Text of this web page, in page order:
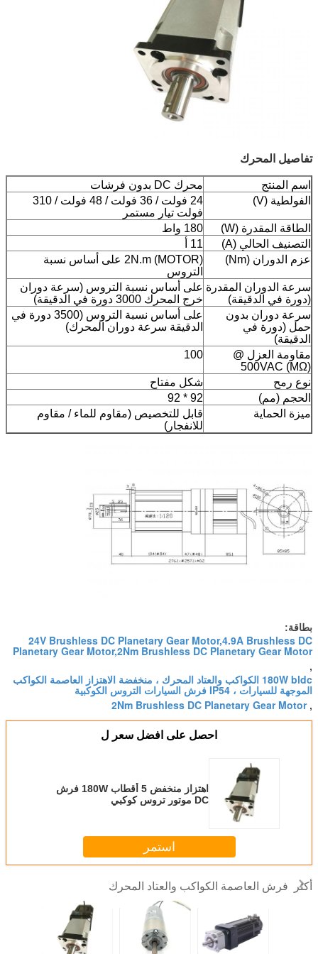
تفاصيل المحرك
اسم المنتج
محرك DC بدون فرشات
الفولطية (V)
24 فولت / 36 فولت / 48 فولت / 310
فولت تيار مستمر
الطاقة المقدرة (W)
180 واط
التصنيف الحالي (A)
11 أ
عزم الدوران (Nm)
2N.m (MOTOR) على أساس نسبة
التروس
سرعة الدوران المقدرة
(دورة في الدقيقة)
على أساس نسبة التروس (سرعة دوران
خرج المحرك 3000 دورة في الدقيقة)
سرعة دوران بدون
حمل (دورة في
الدقيقة)
على أساس نسبة التروس (3500 دورة في
الدقيقة سرعة دوران المحرك)
مقاومة العزل @
500VAC (MΩ)
100
نوع رمح
شكل مفتاح
الحجم (مم)
92 * 92
ميزة الحماية
قابل للتخصيص (مقاوم للماء / مقاوم
للانفجار)
بطاقة:
24V Brushless DC Planetary Gear Motor,4.9A Brushless DC
Planetary Gear Motor,2Nm Brushless DC Planetary Gear Motor
,
180W bldc الكواكب والعتاد المحرك ، منخفضة الاهتزاز العاصمة الكواكب
الموجهة للسيارات ، IP54 فرش السيارات التروس الكوكبية
,
2Nm Brushless DC Planetary Gear Motor
احصل على افضل سعر ل
اهتزاز منخفض 5 أقطاب 180W فرش
DC موتور تروس كوكبي
استمر
أكثر فرش العاصمة الكواكب والعتاد المحرك